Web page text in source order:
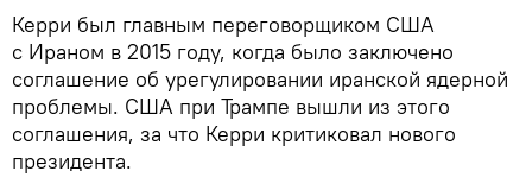
Керри был главным переговорщиком США
с Ираном в 2015 году, когда было заключено
соглашение об урегулировании иранской ядерной
проблемы. США при Трампе вышли из этого
соглашения, за что Керри критиковал нового
президента.